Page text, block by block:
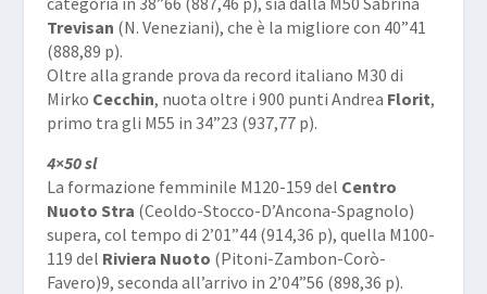
Trevisan (N. Veneziani), che è la migliore con 40”41
(888,89 p).
Oltre alla grande prova da record italiano M30 di
Mirko Cecchin, nuota oltre i 900 punti Andrea Florit,
primo tra gli M55 in 34”23 (937,77 p).
4×50 sl
La formazione femminile M120-159 del Centro
Nuoto Stra (Ceoldo-Stocco-D’Ancona-Spagnolo)
supera, col tempo di 2’01”44 (914,36 p), quella M100-
119 del Riviera Nuoto (Pitoni-Zambon-Corò-
Favero)9, seconda all’arrivo in 2’04”56 (898,36 p).